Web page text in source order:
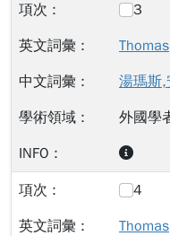
3
湯瑪斯,
外國學
4